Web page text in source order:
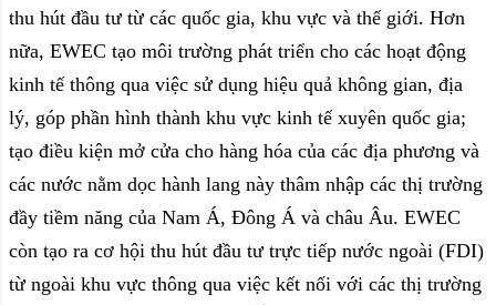
thu hút đầu tư từ các quốc gia, khu vực và thế giới. Hơn
nữa, EWEC tạo môi trường phát triển cho các hoạt động
kinh tế thông qua việc sử dụng hiệu quả không gian, địa
lý, góp phần hình thành khu vực kinh tế xuyên quốc gia;
tạo điều kiện mở cửa cho hàng hóa của các địa phương và
các nước nằm dọc hành lang này thâm nhập các thị trường
đầy tiềm năng của Nam Á, Đông Á và châu Âu. EWEC
còn tạo ra cơ hội thu hút đầu tư trực tiếp nước ngoài (FDI)
từ ngoài khu vực thông qua việc kết nối với các thị trường